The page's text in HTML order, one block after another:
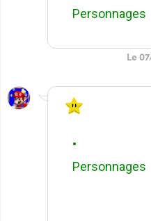
Personnages
Le
•
Personnages